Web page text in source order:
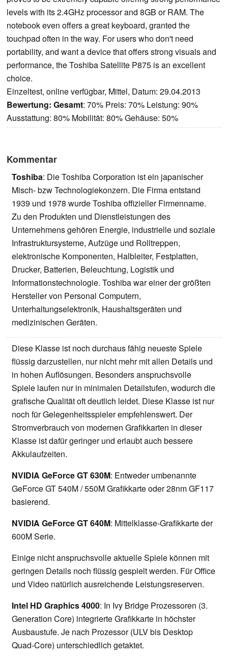
levels with its 2.4GHz processor and 8GB or RAM. The
notebook even offers a great keyboard, granted the
touchpad often in the way. For users who don't need
portability, and want a device that offers strong visuals and
performance, the Toshiba Satellite P875 is an excellent
choice.
Einzeltest, online verfügbar, Mittel, Datum: 29.04.2013
Bewertung: Gesamt: 70% Preis: 70% Leistung: 90%
Ausstattung: 80% Mobilität: 80% Gehäuse: 50%
Kommentar
Toshiba: Die Toshiba Corporation ist ein japanischer
Misch- bzw Technologiekonzern. Die Firma entstand
1939 und 1978 wurde Toshiba offizieller Firmenname.
Zu den Produkten und Dienstleistungen des
Unternehmens gehören Energie, industrielle und soziale
Infrastruktursysteme, Aufzüge und Rolltreppen,
elektronische Komponenten, Halbleiter, Festplatten,
Drucker, Batterien, Beleuchtung, Logistik und
Informationstechnologie. Toshiba war einer der größten
Hersteller von Personal Computern,
Unterhaltungselektronik, Haushaltsgeräten und
medizinischen Geräten.
Diese Klasse ist noch durchaus fähig neueste Spiele
flüssig darzustellen, nur nicht mehr mit allen Details und
in hohen Auflösungen. Besonders anspruchsvolle
Spiele laufen nur in minimalen Detailstufen, wodurch die
grafische Qualität oft deutlich leidet. Diese Klasse ist nur
noch für Gelegenheitsspieler empfehlenswert. Der
Stromverbrauch von modernen Grafikkarten in dieser
Klasse ist dafür geringer und erlaubt auch bessere
Akkulaufzeiten.
NVIDIA GeForce GT 630M: Entweder umbenannte
GeForce GT 540M / 550M Grafikkarte oder 28nm GF117
basierend.
NVIDIA GeForce GT 640M: Mittelklasse-Grafikkarte der
600M Serie.
Einige nicht anspruchsvolle aktuelle Spiele können mit
geringen Details noch flüssig gespielt werden. Für Office
und Video natürlich ausreichende Leistungsreserven.
Intel HD Graphics 4000: In Ivy Bridge Prozessoren (3.
Generation Core) integrierte Grafikkarte in höchster
Ausbaustufe. Je nach Prozessor (ULV bis Desktop
Quad-Core) unterschiedlich getaktet.